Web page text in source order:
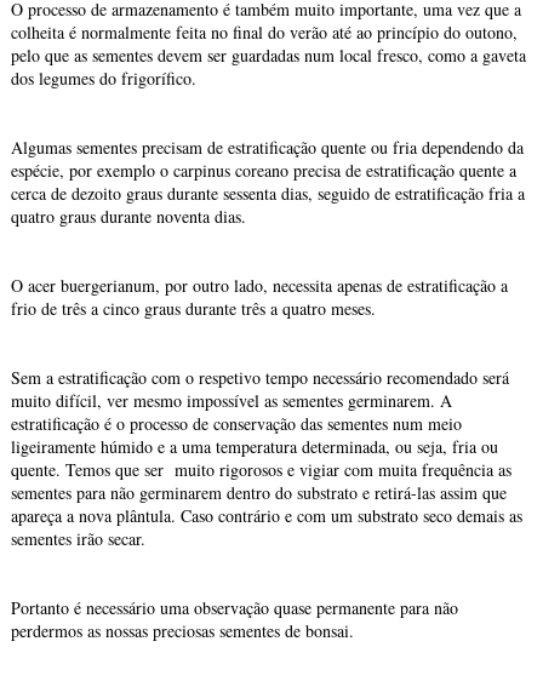
O processo de armazenamento é também muito importante, uma vez que a
colheita é normalmente feita no final do verão até ao princípio do outono,
pelo que as sementes devem ser guardadas num local fresco, como a gaveta
dos legumes do frigorífico.
Algumas sementes precisam de estratificação quente ou fria dependendo da
espécie, por exemplo o carpinus coreano precisa de estratificação quente a
cerca de dezoito graus durante sessenta dias, seguido de estratificação fria a
quatro graus durante noventa dias.
O acer buergerianum, por outro lado, necessita apenas de estratificação a
frio de três a cinco graus durante três a quatro meses.
Sem a estratificação com o respetivo tempo necessário recomendado será
muito difícil, ver mesmo impossível as sementes germinarem. A
estratificação é o processo de conservação das sementes num meio
ligeiramente húmido e a uma temperatura determinada, ou seja, fria ou
quente. Temos que ser muito rigorosos e vigiar com muita frequência as
sementes para não germinarem dentro do substrato e retirá-las assim que
apareça a nova plântula. Caso contrário e com um substrato seco demais as
sementes irão secar.
Portanto é necessário uma observação quase permanente para não
perdermos as nossas preciosas sementes de bonsai.